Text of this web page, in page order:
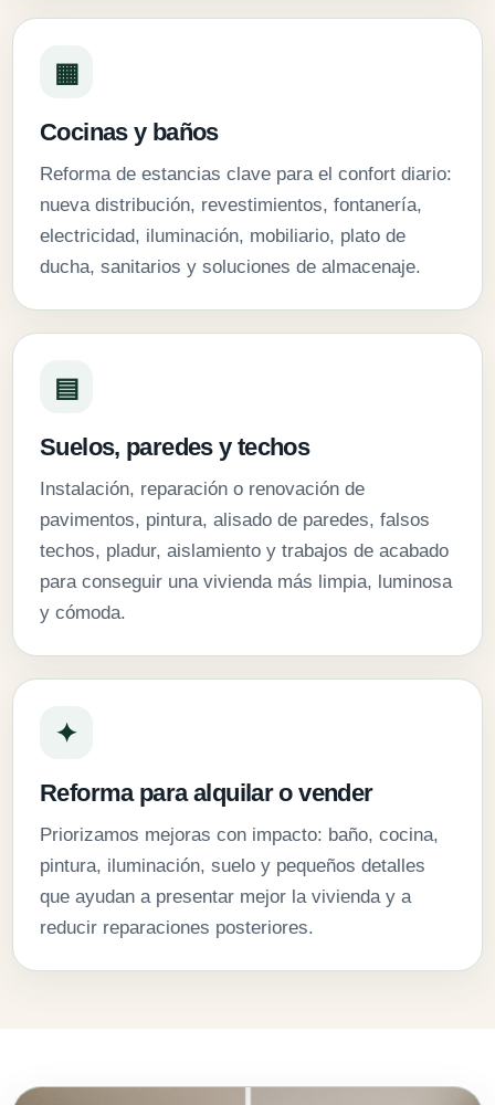
▦
Cocinas y baños
Reforma de estancias clave para el confort diario:
nueva distribución, revestimientos, fontanería,
electricidad, iluminación, mobiliario, plato de
ducha, sanitarios y soluciones de almacenaje.
▤
Suelos, paredes y techos
Instalación, reparación o renovación de
pavimentos, pintura, alisado de paredes, falsos
techos, pladur, aislamiento y trabajos de acabado
para conseguir una vivienda más limpia, luminosa
y cómoda.
✦
Reforma para alquilar o vender
Priorizamos mejoras con impacto: baño, cocina,
pintura, iluminación, suelo y pequeños detalles
que ayudan a presentar mejor la vivienda y a
reducir reparaciones posteriores.